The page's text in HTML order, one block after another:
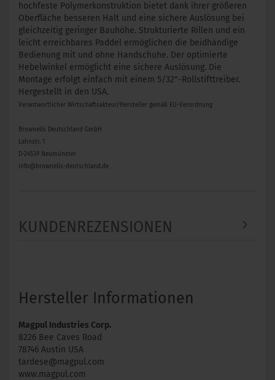
hochfeste Polymerkonstruktion bietet dank ihrer größeren
Oberfläche besseren Halt und eine sichere Auslösung bei
gleichzeitig geringer Bauhöhe. Strukturierte Rillen und ein
leicht erreichbares Paddel ermöglichen die beidhändige
Bedienung mit und ohne Handschuhe. Der optimierte
Hebelwinkel ermöglicht eine sichere Auslösung. Die
Montage erfolgt einfach mit einem 5/32"-Rollstifttreiber.
Hergestellt in den USA.
Verantwortlicher Wirtschaftsakteur/Hersteller gemäß EU-Verordnung
Brownells Deutschland GmbH
Lahnstr. 1
D-24539 Neumünster
info@brownells-deutschland.de
KUNDENREZENSIONEN
Hersteller Informationen
Magpul Industries Corp.
8226 Bee Caves Road
78746 Austin USA
tardese@magpul.com
www.magpul.com